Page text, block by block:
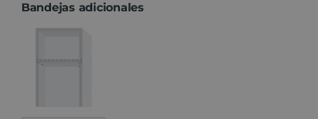
Bandejas adicionales